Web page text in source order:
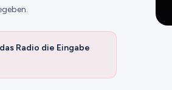
Radio die Eingabe